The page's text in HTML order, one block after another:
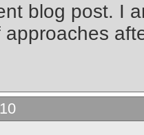
blog post. I